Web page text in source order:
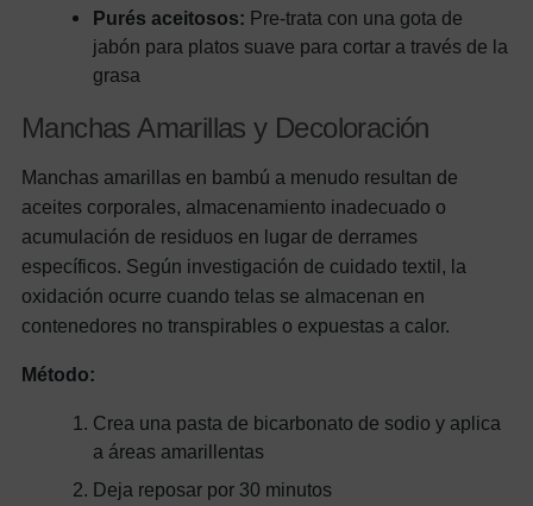
Purés aceitosos: Pre-trata con una gota de
jabón para platos suave para cortar a través de la
grasa
Manchas Amarillas y Decoloración
Manchas amarillas en bambú a menudo resultan de
aceites corporales, almacenamiento inadecuado o
acumulación de residuos en lugar de derrames
específicos. Según investigación de cuidado textil, la
oxidación ocurre cuando telas se almacenan en
contenedores no transpirables o expuestas a calor.
Método:
Crea una pasta de bicarbonato de sodio y aplica
a áreas amarillentas
Deja reposar por 30 minutos